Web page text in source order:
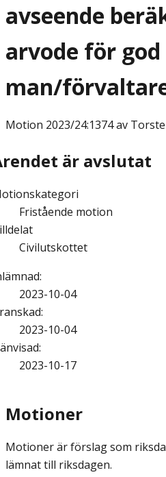
avseende
arvode för god
man/
Motion 2023/24:1374 av
är avslutat
Fristående motion
Civilutskottet
:
2023-10-04
:
2023-10-04
:
2023-10-17
Motioner
Motioner är förslag som
lämnat till riksdagen.